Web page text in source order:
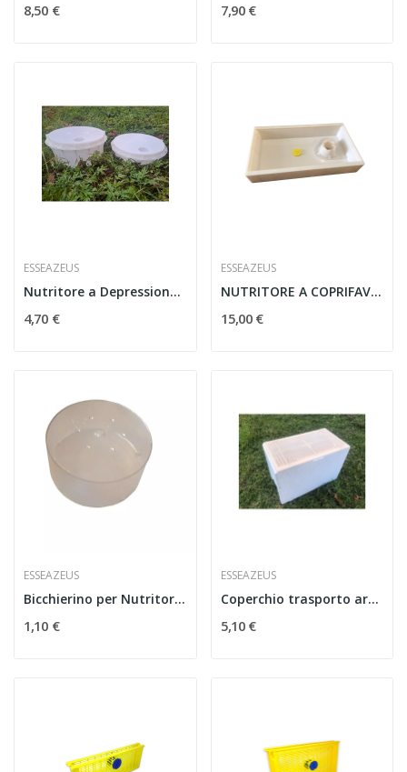
8,50 € 7,90 €
ESSEAZEUS
Nutritore a Depressione Zeus – 5 Litri
4,70 €
ESSEAZEUS
NUTRITORE A COPRIFAVO IN PLASTICA PER ARNIA DA...
15,00 €
ESSEAZEUS
Bicchierino per Nutritore a coprifavo per arnie...
1,10 €
ESSEAZEUS
Coperchio trasporto arnie da 6 favi in polistirolo
5,10 €